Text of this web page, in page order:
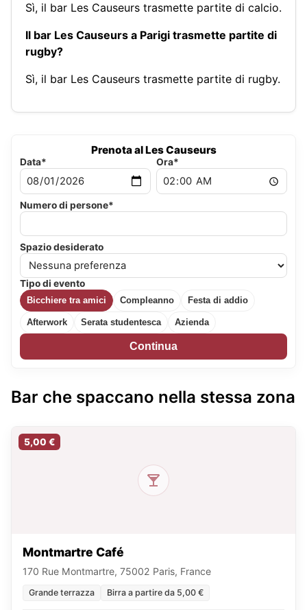
Sì, il bar Les Causeurs trasmette partite di calcio.
Il bar Les Causeurs a Parigi trasmette partite di
rugby?
Sì, il bar Les Causeurs trasmette partite di rugby.
Prenota al Les Causeurs
Data* Ora*
Numero di persone*
Spazio desiderato
Tipo di evento
Bicchiere tra amici Compleanno Festa di addio
Afterwork Serata studentesca Azienda
Continua
Bar che spaccano nella stessa zona
5,00 €
Montmartre Café
170 Rue Montmartre, 75002 Paris, France
Grande terrazza Birra a partire da 5,00 €